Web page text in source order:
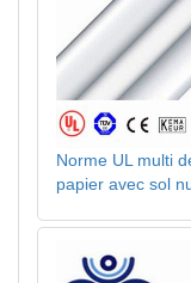
Norme UL multi
papier avec sol